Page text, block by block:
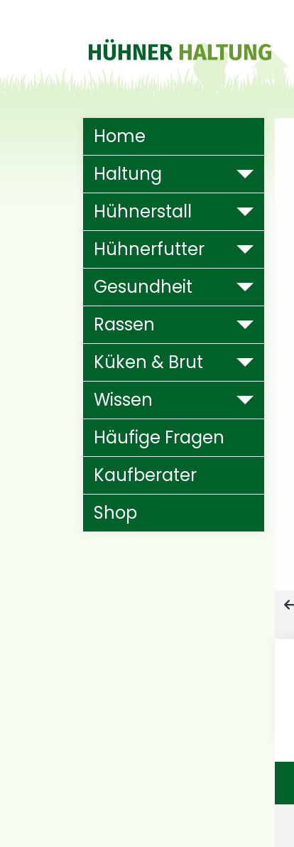
Hauptnavigation
Home
Haltung
Hühnerstall
Hühnerfutter
Gesundheit
Rassen
Küken & Brut
Wissen
Häufige Fragen
Kaufberater
Shop